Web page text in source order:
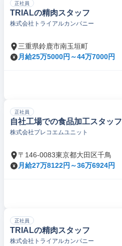
正社員
TRIALの精肉スタッフ
株式会社トライアルカンパニー
三重県鈴鹿市南玉垣町
月給25万5000円～44万7000円
正社員
自社工場での食品加工スタッフ
株式会社プレコエムユニット
〒146-0083東京都大田区千鳥
月給27万8122円～36万6924円
正社員
TRIALの精肉スタッフ
株式会社トライアルカンパニー